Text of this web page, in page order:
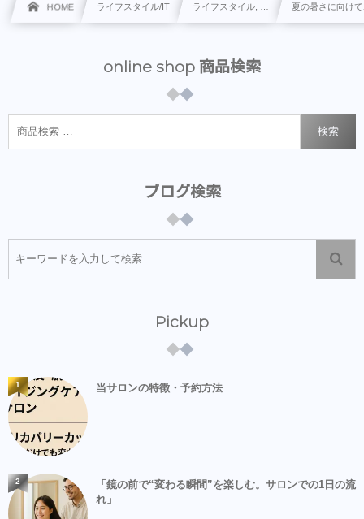
HOME ライフスタイル/IT ライフスタイル, … 夏の暑さに向け
online shop 商品検索
検索
ブログ検索
Pickup
当サロンの特徴・予約方法
1
「鏡の前で“変わる瞬間”を楽しむ。サロンでの1日の流
れ」
2